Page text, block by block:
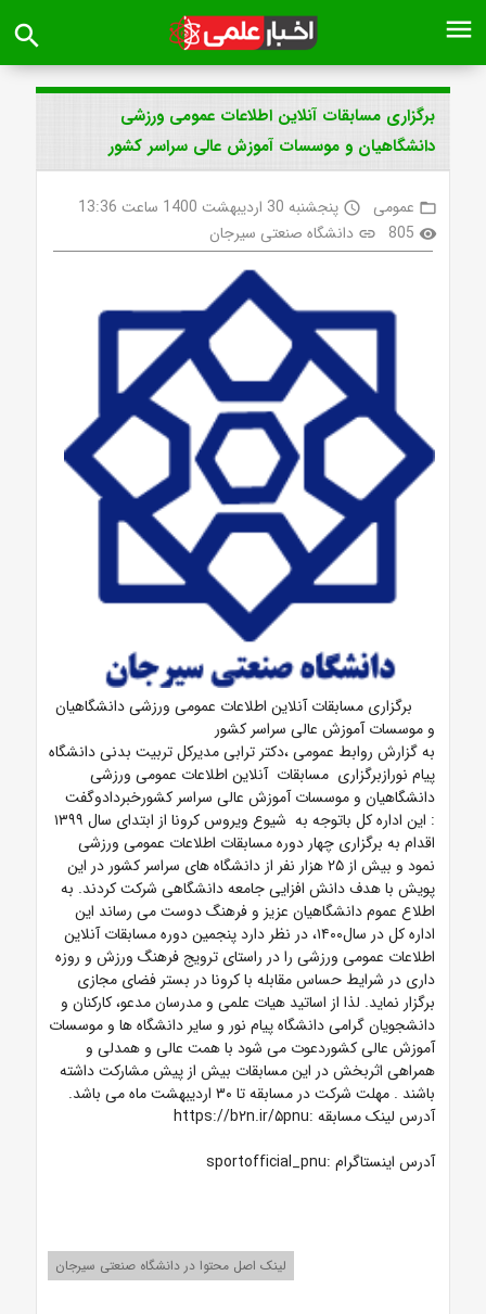
menu
search
برگزاری مسابقات آنلاین اطلاعات عمومی ورزشی
دانشگاهیان و موسسات آموزش عالی سراسر کشور
folder_open عمومی access_time پنجشنبه 30 اردیبهشت 1400 ساعت 13:36
visibility
805
link دانشگاه صنعتی سیرجان
برگزاری مسابقات آنلاین اطلاعات عمومی ورزشی دانشگاهیان
و موسسات آموزش عالی سراسر کشور
به گزارش روابط عمومی ،دکتر ترابی مدیرکل تربیت بدنی دانشگاه
پیام نورازبرگزاری مسابقات آنلاین اطلاعات عمومی ورزشی
دانشگاهیان و موسسات آموزش عالی سراسر کشورخبردادوگفت
: این اداره کل باتوجه به شیوع ویروس کرونا از ابتدای سال ۱۳۹۹
اقدام به برگزاری چهار دوره مسابقات اطلاعات عمومی ورزشی
نمود و بیش از ۲۵ هزار نفر از دانشگاه های سراسر کشور در این
پویش با هدف دانش افزایی جامعه دانشگاهی شرکت کردند. به
اطلاع عموم دانشگاهیان عزیز و فرهنگ دوست می رساند این
اداره کل در سال۱۴۰۰، در نظر دارد پنجمین دوره مسابقات آنلاین
اطلاعات عمومی ورزشی را در راستای ترویج فرهنگ ورزش و روزه
داری در شرایط حساس مقابله با کرونا در بستر فضای مجازی
برگزار نماید. لذا از اساتید هیات علمی و مدرسان مدعو، کارکنان و
دانشجویان گرامی دانشگاه پیام نور و سایر دانشگاه ها و موسسات
آموزش عالی کشوردعوت می شود با همت عالی و همدلی و
همراهی اثربخش در این مسابقات بیش از پیش مشارکت داشته
باشند . مهلت شرکت در مسابقه تا ۳۰ اردیبهشت ماه می باشد.
آدرس لینک مسابقه :https://b۲n.ir/۵pnu
آدرس اینستاگرام :sportofficial_pnu
لینک اصل محتوا در دانشگاه صنعتی سیرجان